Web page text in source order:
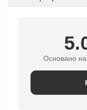
Основано на